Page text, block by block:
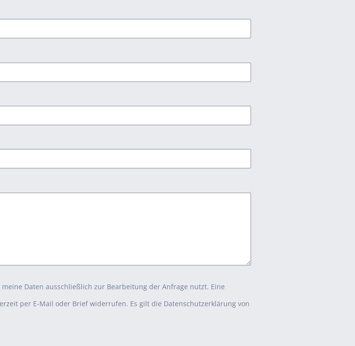
Daten ausschließlich zur Bearbeitung der Anfrage nutzt. Eine
per E-Mail oder Brief widerrufen. Es gilt die Datenschutzerklärung von